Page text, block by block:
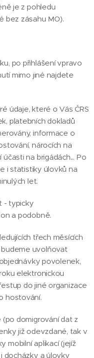
je z pohledu
bez zásahu MO).
po přihlášení vpravo
mimo jiné najdete
údaje, které o Vás ČRS
platebních dokladů
informace o
nárocích na
na brigádách... Po
i statistiky úlovků na
let.
- typicky
a podobně.
třech měsících
uvolňovat
povolenek,
elektronickou
do jiné organizace
hostování.
domigrování dat z
již odevzdané, tak v
mobilní aplikací (jejíž
docházky a úlovky